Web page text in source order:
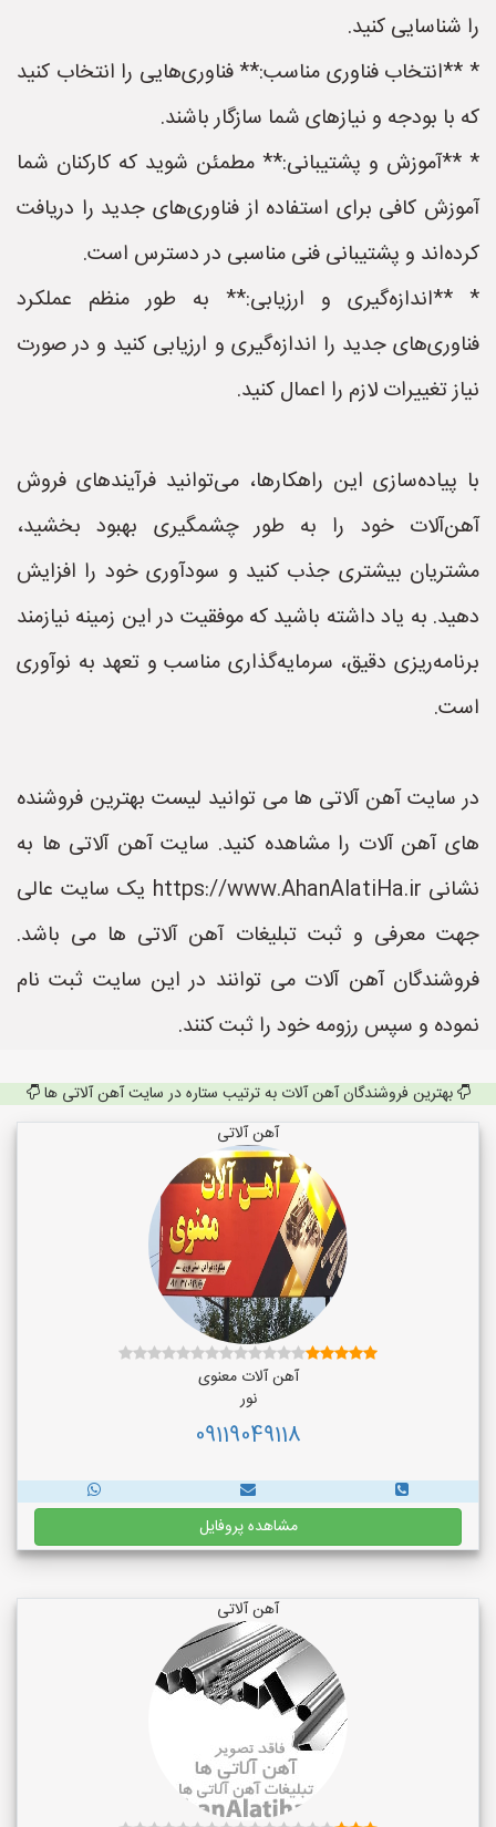
را شناسایی کنید.
* **انتخاب فناوری مناسب:** فناوری‌هایی را انتخاب کنید
که با بودجه و نیازهای شما سازگار باشند.
* **آموزش و پشتیبانی:** مطمئن شوید که کارکنان شما
آموزش کافی برای استفاده از فناوری‌های جدید را دریافت
کرده‌اند و پشتیبانی فنی مناسبی در دسترس است.
* **اندازه‌گیری و ارزیابی:** به طور منظم عملکرد
فناوری‌های جدید را اندازه‌گیری و ارزیابی کنید و در صورت
نیاز تغییرات لازم را اعمال کنید.
با پیاده‌سازی این راهکارها، می‌توانید فرآیندهای فروش
آهن‌آلات خود را به طور چشمگیری بهبود بخشید،
مشتریان بیشتری جذب کنید و سودآوری خود را افزایش
دهید. به یاد داشته باشید که موفقیت در این زمینه نیازمند
برنامه‌ریزی دقیق، سرمایه‌گذاری مناسب و تعهد به نوآوری
است.
در سایت آهن آلاتی ها می توانید لیست بهترین فروشنده
های آهن آلات را مشاهده کنید. سایت آهن آلاتی ها به
نشانی https://www.AhanAlatiHa.ir یک سایت عالی
جهت معرفی و ثبت تبلیغات آهن آلاتی ها می باشد.
فروشندگان آهن آلات می توانند در این سایت ثبت نام
نموده و سپس رزومه خود را ثبت کنند.
بهترین فروشندگان آهن آلات به ترتیب ستاره در سایت آهن آلاتی ها
آهن آلاتی
آهن آلات معنوی
نور
09119049118
مشاهده پروفایل
آهن آلاتی